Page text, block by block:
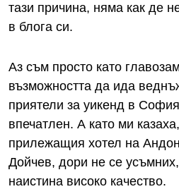
тази причина, няма как де
в блога си.
Аз съм просто като
възможността да ида
приятели за уикенд в
впечатлен. А като ми
прилежащия хотел на
Дойчев, дори не се
наистина високо качество.